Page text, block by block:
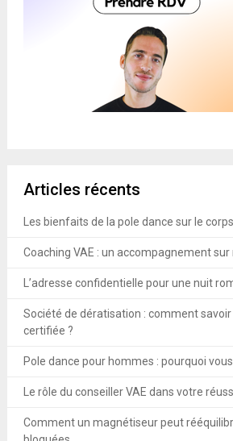
Articles récents
Les bienfaits de la pole dance sur le
Coaching VAE : un accompagnement sur
L’adresse confidentielle pour une nuit
Société de dératisation : comment
certifiée ?
Pole dance pour hommes : pourquoi
Le rôle du conseiller VAE dans votre
Comment un magnétiseur peut